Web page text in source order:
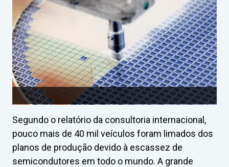
Segundo o relatório da consultoria internacional,
pouco mais de 40 mil veículos foram limados dos
planos de produção devido à escassez de
semicondutores em todo o mundo. A grande